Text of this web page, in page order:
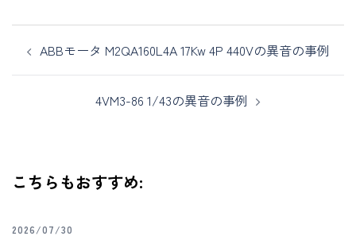
ABBモータ M2QA160L4A 17Kw 4P 440Vの異音の事例
4VM3-86 1/43の異音の事例
こちらもおすすめ:
2026/07/30